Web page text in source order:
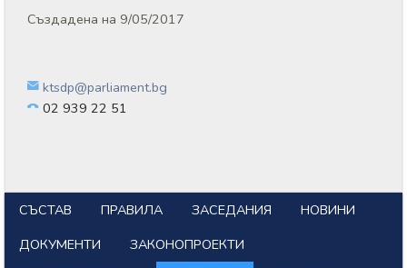
Създадена на 9/05/2017
ktsdp@parliament.bg
02 939 22 51
СЪСТАВ ПРАВИЛА ЗАСЕДАНИЯ
НОВИНИ
ДОКУМЕНТИ
ЗАКОНОПРОЕКТИ